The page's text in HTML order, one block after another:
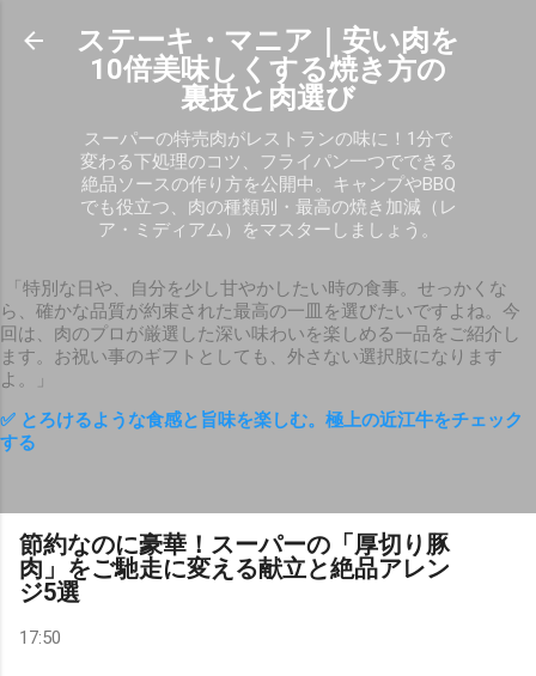
スキップしてメイン コンテンツに移動
ステーキ・マニア｜安い肉を
10倍美味しくする焼き方の
裏技と肉選び
スーパーの特売肉がレストランの味に！1分で
変わる下処理のコツ、フライパン一つでできる
絶品ソースの作り方を公開中。キャンプやBBQ
でも役立つ、肉の種類別・最高の焼き加減（レ
ア・ミディアム）をマスターしましょう。
「特別な日や、自分を少し甘やかしたい時の食事。せっかくな
ら、確かな品質が約束された最高の一皿を選びたいですよね。今
回は、肉のプロが厳選した深い味わいを楽しめる一品をご紹介し
ます。お祝い事のギフトとしても、外さない選択肢になります
よ。」
✅ とろけるような食感と旨味を楽しむ。極上の近江牛をチェック
する
節約なのに豪華！スーパーの「厚切り豚
肉」をご馳走に変える献立と絶品アレン
ジ5選
17:50